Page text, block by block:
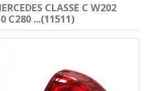
CLASSE C W202
C280 ...(11511)